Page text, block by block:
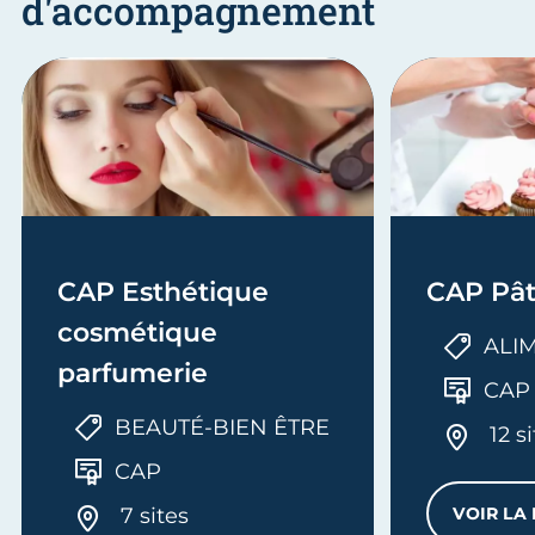
CAP Esthétique
cosmétique
parfumerie
BEAUTÉ-BIEN ÊTRE
CAP
7 sites
CAP
CAP
12
VOIR LA